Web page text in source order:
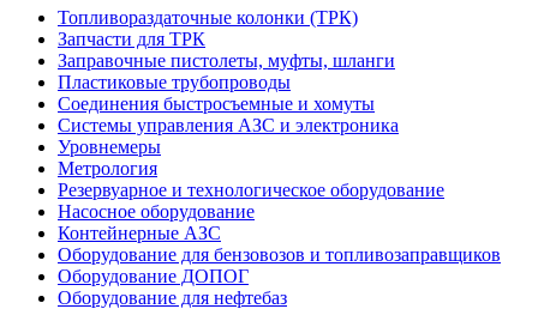
Топливораздаточные колонки (ТРК)
Запчасти для ТРК
Заправочные пистолеты, муфты, шланги
Пластиковые трубопроводы
Соединения быстросъемные и хомуты
Системы управления АЗС и электроника
Уровнемеры
Метрология
Резервуарное и технологическое оборудование
Насосное оборудование
Контейнерные АЗС
Оборудование для бензовозов и топливозаправщиков
Оборудование ДОПОГ
Оборудование для нефтебаз